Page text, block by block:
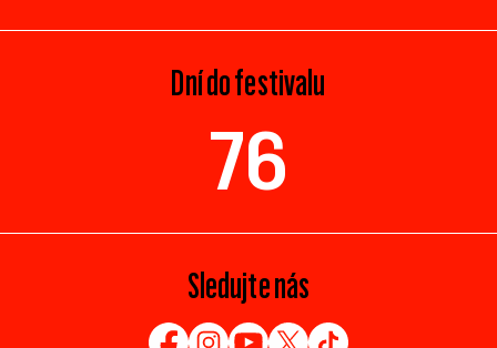
Dní do festivalu
76
Sledujte nás